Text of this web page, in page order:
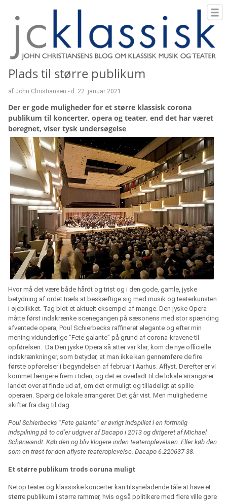
Plads til større publikum
af John Christiansen - d. 22. januar 2021
Der er gode muligheder for et større klassisk corona
publikum til koncerter, opera og teater, end det har været
beregnet, viser tysk undersøgelse
Hvor må det være både hårdt og trist og i den gode, gamle, jyske
betydning af ordet træls at beskæftige sig med musik og teaterkunsten
i øjeblikket. Tag blot et aktuelt eksempel af mange. Den jyske Opera
måtte først indskrænke scenegangen på sæsonens med stor spænding
afventede opera, Poul Schierbecks raffineret elegante og efter min
mening vidunderlige ”Fete galante” på grund af corona-kravene til
opførelsen. Da Den jyske Opera så atter var klar, kom de nye officielle
indskrænkninger, som betyder, at man ikke kan gennemføre de fire
første opførelser i begyndelsen af februar i Aarhus. Aflyst. Derefter er vi
kommet længere frem i tiden, og det er overladt til de lokale arrangører
landet over at finde ud af, om det er muligt og tilladeligt at spille
operaen. Spørg de lokale arrangører. Det går vist. Men mulighederne
skifter fra dag til dag.
Poul Schierbecks ”Fete galante” er øvrigt indspillet i en fortrinlig
indspilning på to cd’er udgivet af Dacapo i 2013 og dirigeret af Michael
Schønwandt. Køb den og bliv klogere inden teateroplevelsen. Eller køb den
som en trøst for den aflyste teateroplevelse. Dacapo 6.220637-38.
Et større publikum trods coruna muligt
Netop teater og klassiske koncerter kan tilsyneladende tåle at have et
større publikum i større rammer, hvis også politikere med flere ville gøre